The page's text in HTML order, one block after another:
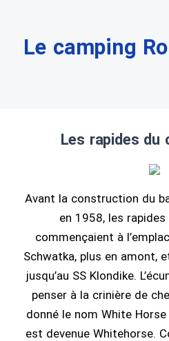
Le camping
Les rapides du
Avant la construction du
en 1958, les
commençaient à
Schwatka, plus en amont,
jusqu’au SS Klondike.
penser à la crinière de
donné le nom White
est devenue Whitehorse.